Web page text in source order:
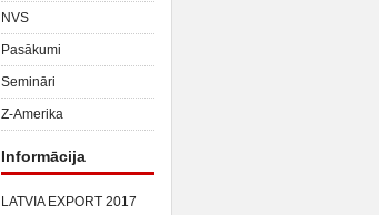
NVS
Pasākumi
Semināri
Z-Amerika
Informācija
LATVIA EXPORT 2017